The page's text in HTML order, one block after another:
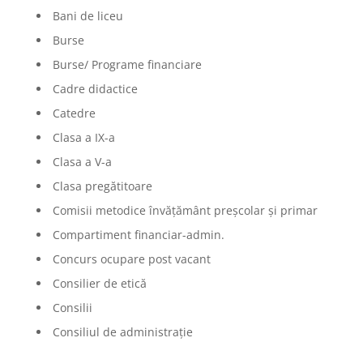
Bani de liceu
Burse
Burse/ Programe financiare
Cadre didactice
Catedre
Clasa a IX-a
Clasa a V-a
Clasa pregătitoare
Comisii metodice învățământ preșcolar și primar
Compartiment financiar-admin.
Concurs ocupare post vacant
Consilier de etică
Consilii
Consiliul de administrație